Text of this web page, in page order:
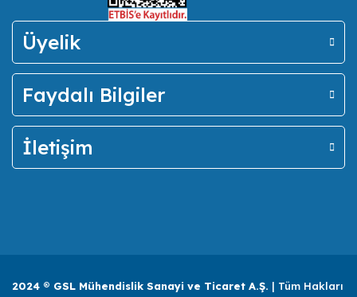
Üyelik
Faydalı Bilgiler
İletişim
2024 ® GSL Mühendislik Sanayi ve Ticaret A.Ş. | Tüm Hakları